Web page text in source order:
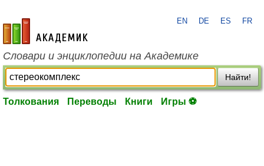
academic.ru
EN DE ES FR
Словари и энциклопедии на Академике
Найти!
Толкования Переводы Книги Игры ⚽